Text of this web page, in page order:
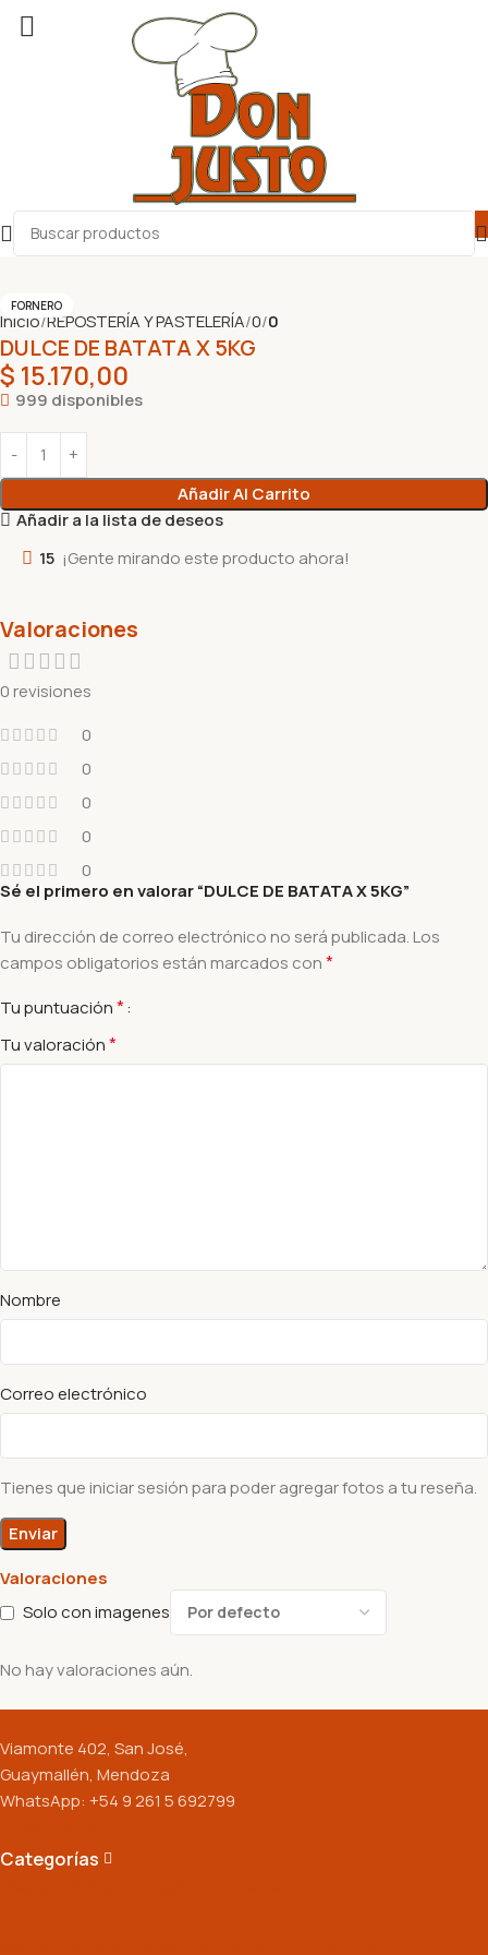
FORNERO
Inicio REPOSTERÍA Y PASTELERÍA 0 0
DULCE DE BATATA X 5KG
$ 15.170,00
999 disponibles
Añadir Al Carrito
Añadir a la lista de deseos
15 ¡Gente mirando este producto ahora!
Valoraciones
0 revisiones
0
0
0
0
0
Valoraciones
Solo con imagenes
No hay valoraciones aún.
Sé el primero en valorar “DULCE DE BATATA X 5KG”
Tu dirección de correo electrónico no será publicada. Los
campos obligatorios están marcados con*
Tu puntuación*
Tu valoración*
Nombre
Correo electrónico
Tienes que iniciar sesión para poder agregar fotos a tu reseña.
Viamonte 402, San José,
Guaymallén, Mendoza
WhatsApp: +54 9 261 5 692799
Categorías